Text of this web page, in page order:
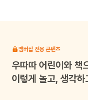
관찰하고, 일상적인 것들
갖게 되기를 기대해요.
언어 표현력도 자연스럽
멤버십 전용 콘텐츠
우따따어린이와 책
이렇게 놀고, 생각하